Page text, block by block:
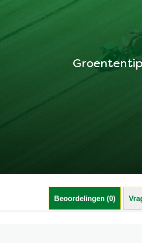
Beoordelingen (0)